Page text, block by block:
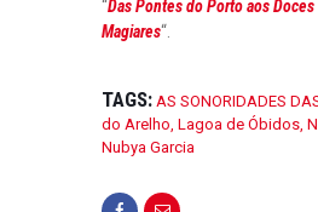
“Das Pontes do Porto aos
Magiares“.
TAGS: AS SONORIDADES
do Arelho, Lagoa de Óbidos,
Nubya Garcia